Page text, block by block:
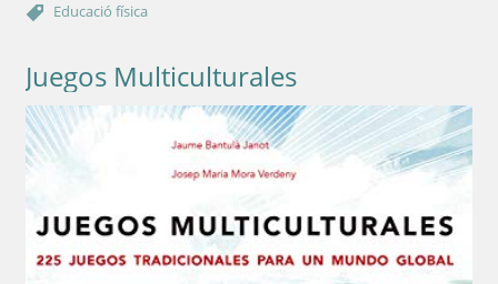
Educació física
Juegos Multiculturales